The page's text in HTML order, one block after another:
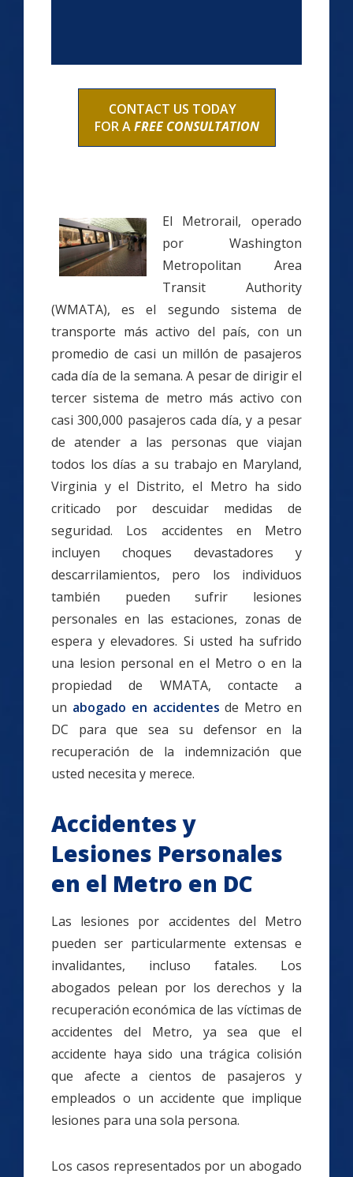
CONTACT US TODAY
FOR AFREE CONSULTATION
El Metrorail, operado
por Washington
Metropolitan Area
Transit Authority
(WMATA), es el segundo sistema de
transporte más activo del país, con un
promedio de casi un millón de pasajeros
cada día de la semana. A pesar de dirigir el
tercer sistema de metro más activo con
casi 300,000 pasajeros cada día, y a pesar
de atender a las personas que viajan
todos los días a su trabajo en Maryland,
Virginia y el Distrito, el Metro ha sido
criticado por descuidar medidas de
seguridad. Los accidentes en Metro
incluyen choques devastadores y
descarrilamientos, pero los individuos
también pueden sufrir lesiones
personales en las estaciones, zonas de
espera y elevadores. Si usted ha sufrido
una lesion personal en el Metro o en la
propiedad de WMATA, contacte a
un abogado en accidentes de Metro en
DC para que sea su defensor en la
recuperación de la indemnización que
usted necesita y merece.
Accidentes y
Lesiones Personales
en el Metro en DC
Las lesiones por accidentes del Metro
pueden ser particularmente extensas e
invalidantes, incluso fatales. Los
abogados pelean por los derechos y la
recuperación económica de las víctimas de
accidentes del Metro, ya sea que el
accidente haya sido una trágica colisión
que afecte a cientos de pasajeros y
empleados o un accidente que implique
lesiones para una sola persona.
Los casos representados por un abogado